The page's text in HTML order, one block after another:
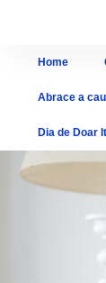
Home
Abrace a
Dia de Doar